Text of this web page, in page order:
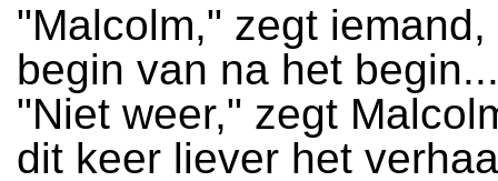
"Malcolm," zegt
begin van na het
"Niet weer," zegt
dit keer liever het